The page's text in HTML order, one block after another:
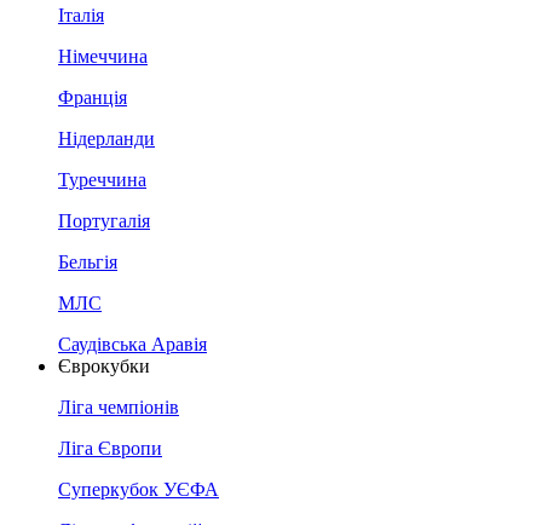
Італія
Німеччина
Франція
Нідерланди
Туреччина
Португалія
Бельгія
МЛС
Саудівська Аравія
Єврокубки
Ліга чемпіонів
Ліга Європи
Суперкубок УЄФА